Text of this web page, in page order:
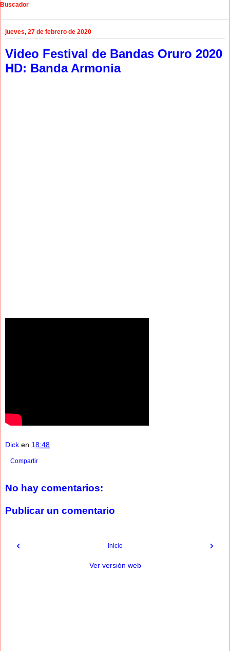
Buscador
jueves, 27 de febrero de 2020
Video Festival de Bandas Oruro 2020
HD: Banda Armonia
Dick en 18:48
Compartir
No hay comentarios:
Publicar un comentario
‹ ›
Inicio
Ver versión web